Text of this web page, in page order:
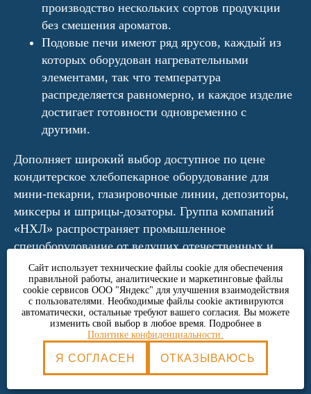
производство нескольких сортов продукции
без смешения ароматов.
Подовые печи имеют ряд ярусов, каждый из
которых оборудован нагревательными
элементами, так что температура
распределяется равномерно, и каждое изделие
достигает готовности одновременно с
другими.
Дополняет широкий выбор доступное по цене
кондитерское хлебопекарное оборудование для
мини-пекарни, глазировочные линии, депозиторы,
миксеры и шприцы-дозаторы. Группа компаний
«НХЛ» распространяет промышленное
спецоборудование от ведущих отечественных и
зарубежных производителей. Каждый образец
сертифицирован на соответствие ГОСТ и
европейским стандартам безопасности. Чтобы
заказать тот или иной аппарат или целый
производственный комплекс, обратитесь к нашим
специалистам.
© ООО «НХ-Логистик», 2026 (ИНН
Политика конфиденциальности
Сайт использует технические файлы cookie для обеспечения
правильной работы, аналитические и маркетинговые файлы
cookie сервисов ООО "Яндекс" для улучшения взаимодействия
с пользователями. Необходимые файлы cookie активируются
автоматически, остальные требуют вашего согласия. Вы можете
изменить свой выбор в любое время. Подробнее в
Политике конфиденциальности.
Я СОГЛАСЕН ОТКАЗЫВАЮСЬ